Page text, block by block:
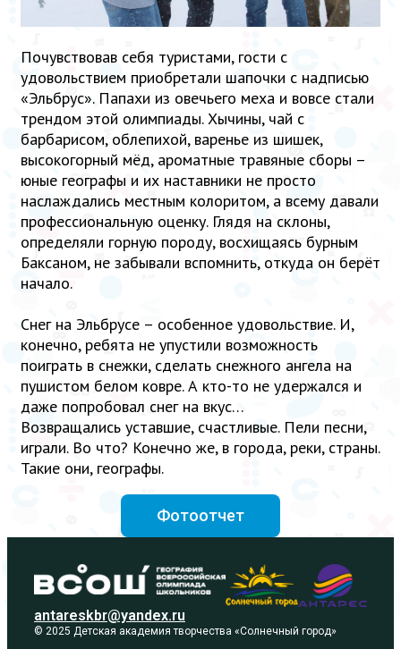
Почувствовав себя туристами, гости с
удовольствием приобретали шапочки с надписью
«Эльбрус». Папахи из овечьего меха и вовсе стали
трендом этой олимпиады. Хычины, чай с
барбарисом, облепихой, варенье из шишек,
высокогорный мёд, ароматные травяные сборы –
юные географы и их наставники не просто
наслаждались местным колоритом, а всему давали
профессиональную оценку. Глядя на склоны,
определяли горную породу, восхищаясь бурным
Баксаном, не забывали вспомнить, откуда он берёт
начало.
Снег на Эльбрусе – особенное удовольствие. И,
конечно, ребята не упустили возможность
поиграть в снежки, сделать снежного ангела на
пушистом белом ковре. А кто-то не удержался и
даже попробовал снег на вкус…
Возвращались уставшие, счастливые. Пели песни,
играли. Во что? Конечно же, в города, реки, страны.
Такие они, географы.
Фотоотчет
antareskbr@yandex.ru
© 2025 Детская академия творчества «Солнечный город»